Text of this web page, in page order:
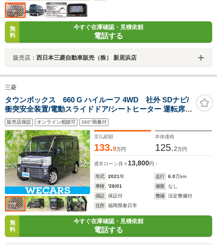
無
料
今すぐ在庫確認・見積依頼
電話する
販売店： 西日本三菱自動車販売（株） 新居浜店
三菱
タウンボックス 660 G ハイルーフ 4WD 社外 SDナビ/
衝突安全装置/電動スライドドア/シートヒーター 運転席/
ドライブレコーダー 社外/ヘッドランプ HID/ETC/EBD付
ABS/横滑り防止装置/バックモニター/ワンセグTV
販売店保証 オンライン相談可 360°画像付
支払総額
133.9万円
本体価格
125.2万円
通常ローン 月々13,800円
年式 2021年 走行 6.0万km
車検
'28/01 修復
なし
保証
保証付 整備
法定整備付
住所
福岡県春日市
無
料
今すぐ在庫確認・見積依頼
電話する